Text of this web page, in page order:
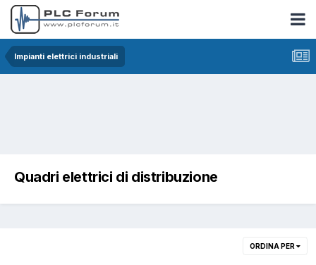
Impianti elettrici industriali
Quadri elettrici di distribuzione
ORDINA PER